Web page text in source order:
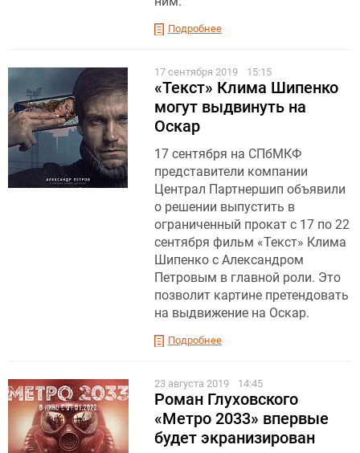
Подробнее
17 сентября 2019 15:15
«Текст» Клима Шипенко
могут выдвинуть на
Оскар
17 сентября на СПбМКФ
представители компании
Централ Партнершип объявили
о решении выпустить в
ограниченный прокат с 17 по 22
сентября фильм «Текст» Клима
Шипенко с Александром
Петровым в главной роли. Это
позволит картине претендовать
на выдвижение на Оскар.
Подробнее
23 августа 2019 14:45
Роман Глуховского
«Метро 2033» впервые
будет экранизирован